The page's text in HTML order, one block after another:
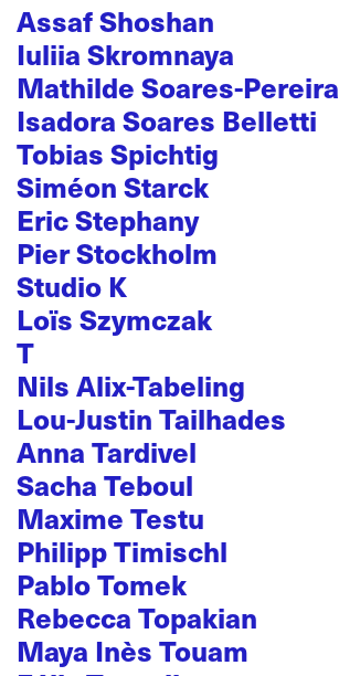
Assaf Shoshan
Iuliia Skromnaya
Mathilde Soares-Pereira
Isadora Soares Belletti
Tobias Spichtig
Siméon Starck
Eric Stephany
Pier Stockholm
Studio K
Loïs Szymczak
T
Nils Alix-Tabeling
Lou-Justin Tailhades
Anna Tardivel
Sacha Teboul
Maxime Testu
Philipp Timischl
Pablo Tomek
Rebecca Topakian
Maya Inès Touam